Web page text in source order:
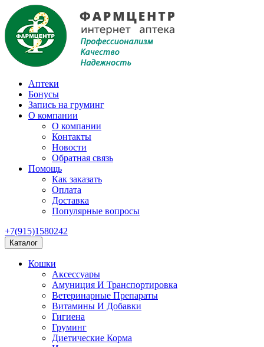
Аптеки
Бонусы
Запись на груминг
О компании
О компании
Контакты
Новости
Обратная связь
Помощь
Как заказать
Оплата
Доставка
Популярные вопросы
+7(915)1580242
Каталог
Кошки
Аксессуары
Амуниция И Транспортировка
Ветеринарные Препараты
Витамины И Добавки
Гигиена
Груминг
Диетические Корма